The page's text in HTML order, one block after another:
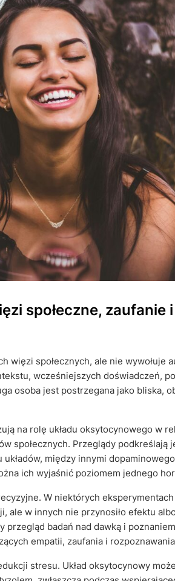
społeczne, zaufanie
więzi społecznych, ale nie wywołuje
wcześniejszych doświadczeń,
osoba jest postrzegana jako bliska,
na rolę układu oksytocynowego w
społecznych. Przeglądy podkreślają
między innymi
ich wyjaśnić poziomem jednego
W niektórych
ale w innych nie przynosiło efektu
przegląd badań nad dawką i
empatii, zaufania i
stresu. Układ oksytocynowy